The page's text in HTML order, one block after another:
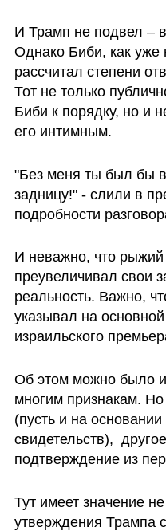
И Трамп не подвел –
Однако Биби, как уже
рассчитал степени
Тот не только
Биби к порядку, но и
его интимным.
"Без меня ты был бы
задницу!" - слили в
подробности
И неважно, что рыжий
преувеличивал свои
реальность. Важно,
указывал на
израильского
Об этом можно было
многим признакам.
(пусть и на
свидетельств),
подтверждение из
Тут имеет значение
утверждения Трампа